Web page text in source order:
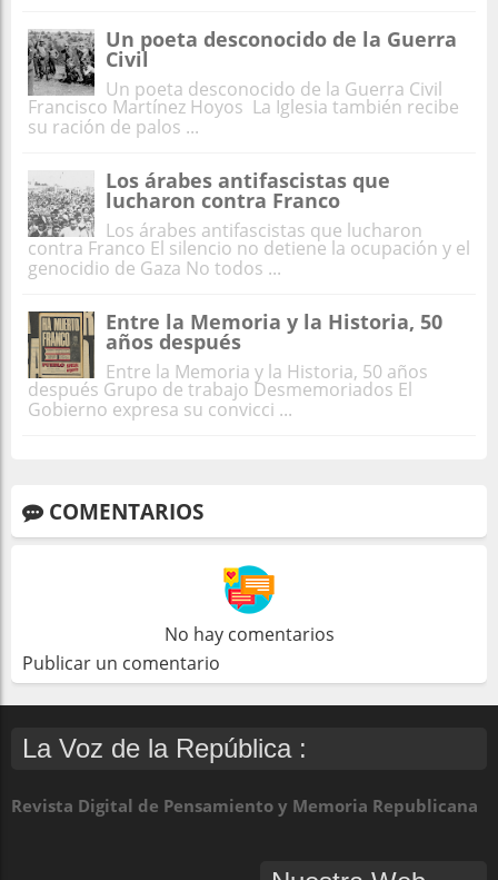
Un poeta desconocido de la Guerra
Civil
Un poeta desconocido de la Guerra Civil
Francisco Martínez Hoyos La Iglesia también recibe
su ración de palos ...
Los árabes antifascistas que
lucharon contra Franco
Los árabes antifascistas que lucharon
contra Franco El silencio no detiene la ocupación y el
genocidio de Gaza No todos ...
Entre la Memoria y la Historia, 50
años después
Entre la Memoria y la Historia, 50 años
después Grupo de trabajo Desmemoriados El
Gobierno expresa su convicci ...
COMENTARIOS
No hay comentarios
Publicar un comentario
La Voz de la República :
Revista Digital de Pensamiento y Memoria Republicana